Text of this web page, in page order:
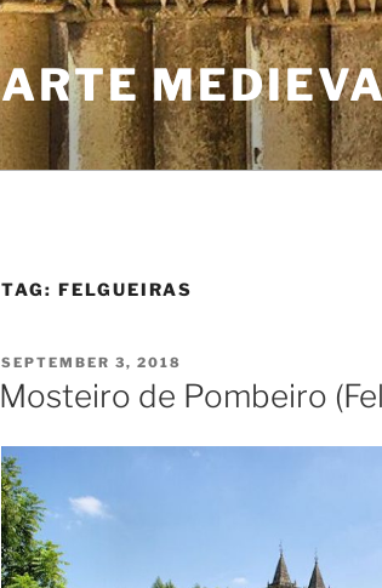
ARTE
TAG: FELGUEIRAS
POSTED
ON
SEPTEMBER 3, 2018
Mosteiro de Pombeiro